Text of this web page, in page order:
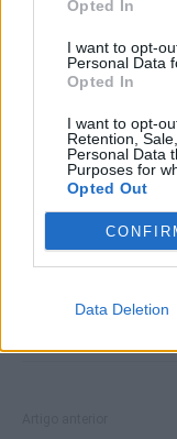
Opted In
I want to opt-
Personal Data
Opted In
I want to opt-
Retention,
Personal Data
Purposes for
Opted Out
Data Deletion
Com o Montalegre
poderá marcar um
ponto a ganhar peso
Raúl Saraiva